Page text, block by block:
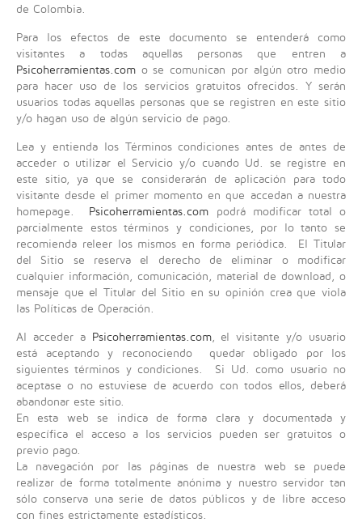
o
r
,
v
o
t
de Colombia.
Para los efectos de este documento se entenderá como
visitantes a todas aquellas personas que entren a
Psicoherramientas.com o se comunican por algún otro medio
para hacer uso de los servicios gratuitos ofrecidos. Y serán
usuarios todas aquellas personas que se registren en este sitio
y/o hagan uso de algún servicio de pago.
Lea y entienda los Términos condiciones antes de antes de
acceder o utilizar el Servicio y/o cuando Ud. se registre en
este sitio, ya que se considerarán de aplicación para todo
visitante desde el primer momento en que accedan a nuestra
homepage.
Psicoherramientas.com podrá modificar total o
parcialmente estos términos y condiciones, por lo tanto se
recomienda releer los mismos en forma periódica. El Titular
del Sitio se reserva el derecho de eliminar o modificar
cualquier información, comunicación, material de download, o
mensaje que el Titular del Sitio en su opinión crea que viola
las Políticas de Operación.
Al acceder a Psicoherramientas.com, el visitante y/o usuario
está aceptando y reconociendo quedar obligado por los
siguientes términos y condiciones. Si Ud. como usuario no
aceptase o no estuviese de acuerdo con todos ellos, deberá
abandonar este sitio.
En esta web se indica de forma clara y documentada y
específica el acceso a los servicios pueden ser gratuitos o
previo pago.
La navegación por las páginas de nuestra web se puede
realizar de forma totalmente anónima y nuestro servidor tan
sólo conserva una serie de datos públicos y de libre acceso
con fines estrictamente estadísticos.